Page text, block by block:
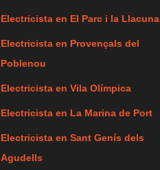
Electricista en El Parc i la Llacuna
Electricista en Provençals del
Poblenou
Electricista en Vila Olímpica
Electricista en La Marina de Port
Electricista en Sant Genís dels
Agudells